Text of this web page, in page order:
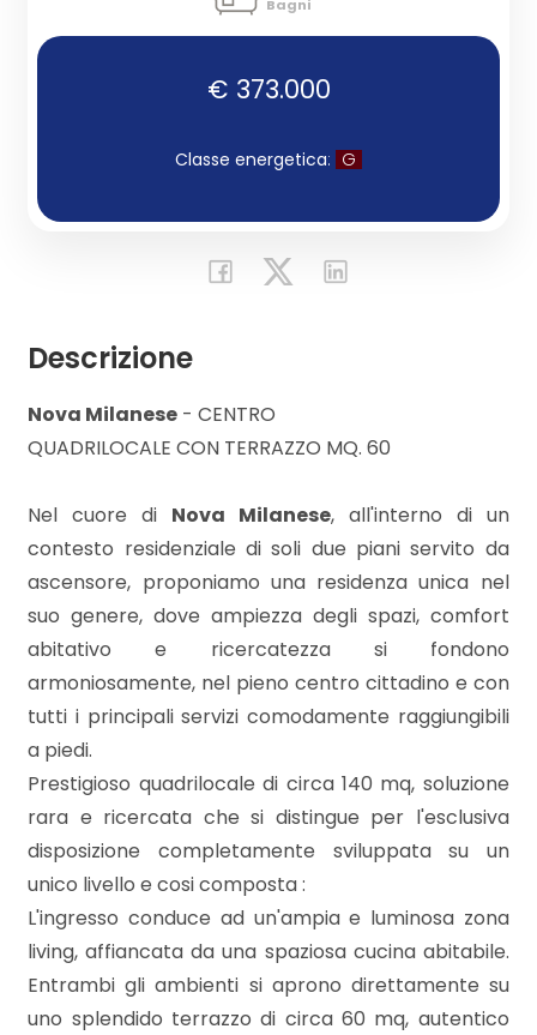
Bagni
€ 373.000
Classe energetica: G
Descrizione
Nova Milanese - CENTRO
QUADRILOCALE CON TERRAZZO MQ. 60
Nel cuore di Nova Milanese, all'interno di un
contesto residenziale di soli due piani servito da
ascensore, proponiamo una residenza unica nel
suo genere, dove ampiezza degli spazi, comfort
abitativo e ricercatezza si fondono
armoniosamente, nel pieno centro cittadino e con
tutti i principali servizi comodamente raggiungibili
a piedi.
Prestigioso quadrilocale di circa 140 mq, soluzione
rara e ricercata che si distingue per l'esclusiva
disposizione completamente sviluppata su un
unico livello e cosi composta :
L'ingresso conduce ad un'ampia e luminosa zona
living, affiancata da una spaziosa cucina abitabile.
Entrambi gli ambienti si aprono direttamente su
uno splendido terrazzo di circa 60 mq, autentico
Totale
mq
Locali
minimi
Qualsiasi
2